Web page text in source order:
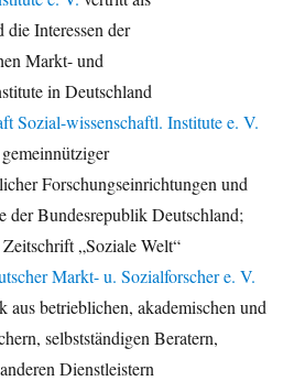
die Interessen der
Markt- und
in Deutschland
Sozial-wissenschaftl. Institute e. V.
Forschungseinrichtungen und
der Bundesrepublik Deutschland;
„Soziale Welt“
Markt- u. Sozialforscher e. V.
aus betrieblichen, akademischen und
selbstständigen Beratern,
Dienstleistern